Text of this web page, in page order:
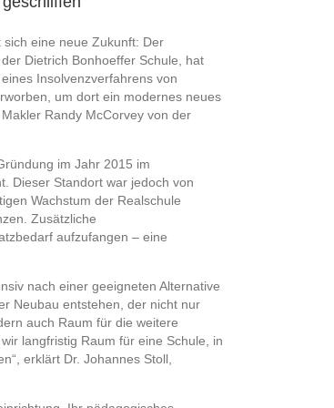
eine neue Zukunft: Der
Dietrich Bonhoeffer Schule, hat
Insolvenzverfahrens von
um dort ein modernes neues
Randy McCorvey von der
im Jahr 2015 im
Dieser Standort war jedoch von
Wachstum der Realschule
Zusätzliche
aufzufangen – eine
nach einer geeigneten Alternative
Neubau entstehen, der nicht nur
auch Raum für die weitere
langfristig Raum für eine Schule, in
erklärt Dr. Johannes Stoll,